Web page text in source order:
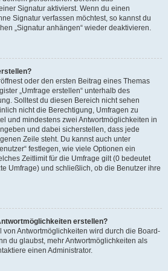
Signatur aktivierst. Wenn du einen
Signatur verfassen möchtest, so kannst du
„Signatur anhängen“ wieder deaktivieren.
oder den ersten Beitrag eines Themas
„Umfrage erstellen“ unterhalb des
Solltest du diesen Bereich nicht sehen
nicht die Berechtigung, Umfragen zu
und mindestens zwei Antwortmöglichkeiten in
und dabei sicherstellen, dass jede
Zeile steht. Du kannst auch unter
festlegen, wie viele Optionen ein
Zeitlimit für die Umfrage gilt (0 bedeutet
Umfrage) und schließlich, ob die Benutzer ihre
erstellen?
von Antwortmöglichkeiten wird durch die Board-
du glaubst, mehr Antwortmöglichkeiten als
einen Administrator.